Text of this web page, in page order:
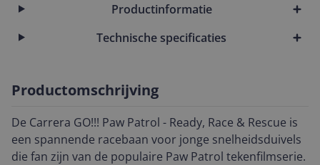
Productinformatie
Technische specificaties
Productomschrijving
De Carrera GO!!! Paw Patrol - Ready, Race & Rescue is
een spannende racebaan voor jonge snelheidsduivels
die fan zijn van de populaire Paw Patrol tekenfilmserie.